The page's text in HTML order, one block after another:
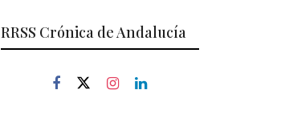
RRSS Crónica de Andalucía